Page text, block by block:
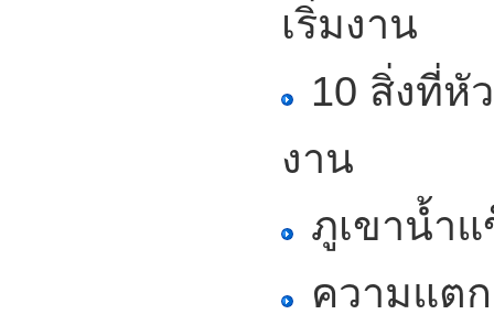
เริ่มงาน
10 สิ่งที่หั
งาน
ภูเขาน้ำ
ความแต